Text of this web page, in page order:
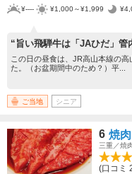
¥---- ¥1,000～¥1,999
“旨い飛騨牛は「JAひだ」管
この日の昼食は、JR高山本線の
た。（お盆期間中のため？）平...
ご当地 シニア
6 焼
三重／焼
(口コミ